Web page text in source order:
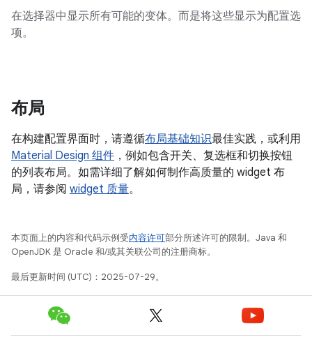
在选择器中显示所有可能的变体。而是将这些显示为配置选
项。
布局
在构建配置界面时，请遵循布局基础知识最佳实践，或利用
Material Design 组件 ，例如包含开关、复选框和切换按钮
的列表布局。如需详细了解如何制作高质量的 widget 布
局，请参阅 widget 质量。
本页面上的内容和代码示例受内容许可部分所述许可的限制。Java 和
OpenJDK 是 Oracle 和/或其关联公司的注册商标。
最后更新时间 (UTC)：2025-07-29。